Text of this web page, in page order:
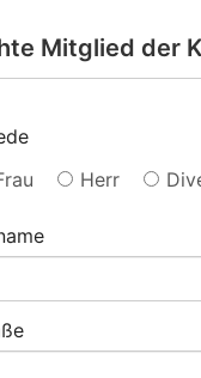
Mitglied der
Herr